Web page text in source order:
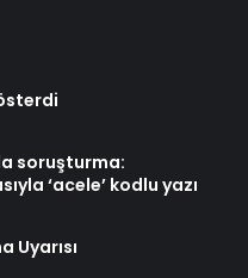
soruşturma:
‘acele’ kodlu yazı
Uyarısı